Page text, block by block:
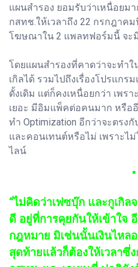
แผนสำรอง ยอมรับว่าเหนื่อยม
กสทช.ให้เวลาถึง 22 กรกฎาค
โฆษณาใน 2 แพลทฟอร์มนี้ จะ
โดยแผนสำรองที่คาดว่าจะทำใ
เกิลได้ รวมไปถึงเรื่องโปรแก
ดั้งเดิม แต่ก็คงเหนื่อยกว่า เพร
เยอะ มีอิมแพ็คต่อคนมาก หรือ
ทำ Optimization อีกว่าจะตรง
และคอนเทนต์หรือไม่ เพราะไ
ไลน์
"
“ไม่คิดว่าเฟซบุ๊ก และกูเกิล
ดี อยู่ที่การคุยกันให้เข้าใจ
กฎหมาย มิเช่นนั้นเงินไหล
สุดท้ายแล้วก็ต้องให้เวลา